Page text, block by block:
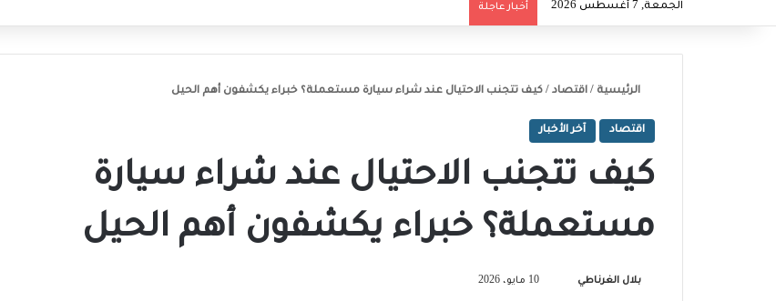
الجمعة, 7 أغسطس 2026 أخبار عاجلة
الرئيسية / اقتصاد / كيف تتجنب الاحتيال عند شراء سيارة مستعملة؟ خبراء يكشفون أهم الحيل
اقتصاد آخر الأخبار
كيف تتجنب الاحتيال عند شراء سيارة
مستعملة؟ خبراء يكشفون أهم الحيل
بلال الغرناطي 10 مايو، 2026